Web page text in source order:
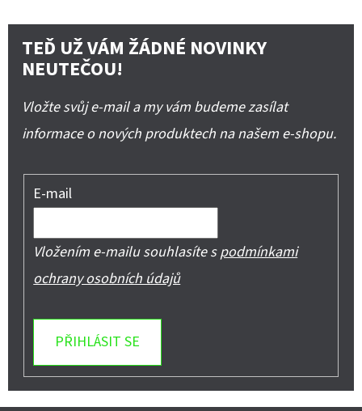
TEĎ UŽ VÁM ŽÁDNÉ NOVINKY
NEUTEČOU!
Vložte svůj e-mail a my vám budeme zasílat
informace o nových produktech na našem e-shopu.
E-mail
Vložením e-mailu souhlasíte spodmínkami
ochrany osobních údajů
PŘIHLÁSIT SE